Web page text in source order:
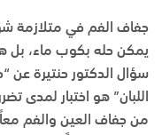
جفاف الفم في متلازمة
يمكن حله بكوب ماء، بل
سؤال الدكتور حنتيرة عن
اللبان” هو اختبار لمدى
من جفاف العين والفم